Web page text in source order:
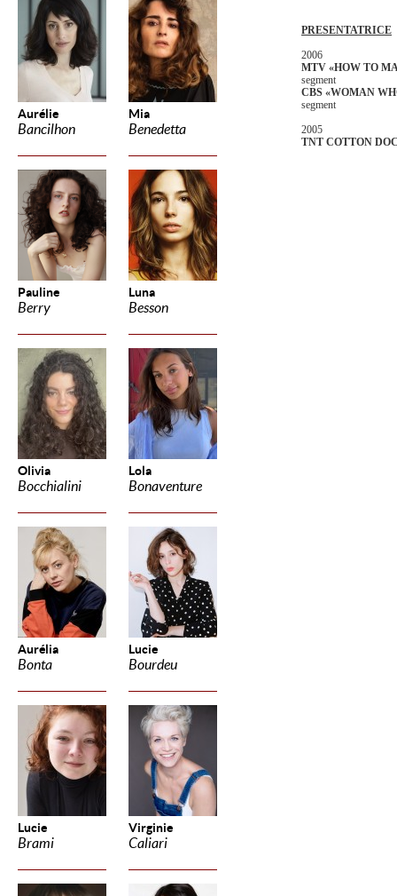
Aurélie
Bancilhon
Mia
Benedetta
Pauline
Berry
Luna
Besson
Olivia
Bocchialini
Lola
Bonaventure
Aurélia
Bonta
Lucie
Bourdeu
Lucie
Brami
Virginie
Caliari
PRESENTATRICE
2006
MTV «HOW TO
segment
CBS «WOMAN
segment
2005
TNT COTTON